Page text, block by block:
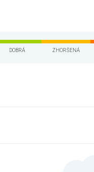
DOBRÁ ZHORŠENÁ